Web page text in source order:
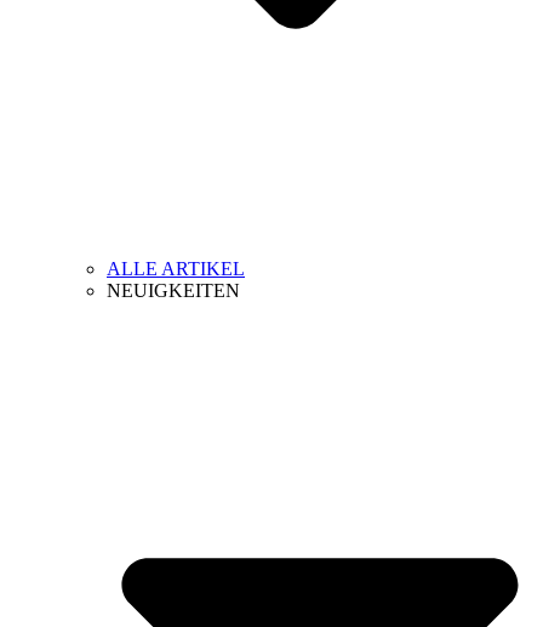
ALLE ARTIKEL
NEUIGKEITEN